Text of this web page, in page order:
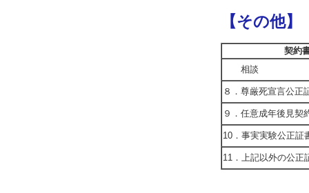
【その他】
契約
相談
８．尊厳死宣言公正
９．任意成年後見契
10．事実実験公正証
11．上記以外の公正